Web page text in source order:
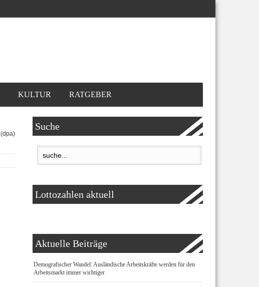
KULTUR RATGEBER
(dpa)
Suche
Lottozahlen aktuell
Aktuelle Beiträge
Demografischer Wandel: Ausländische Arbeitskräfte werden für den
Arbeitsmarkt immer wichtiger